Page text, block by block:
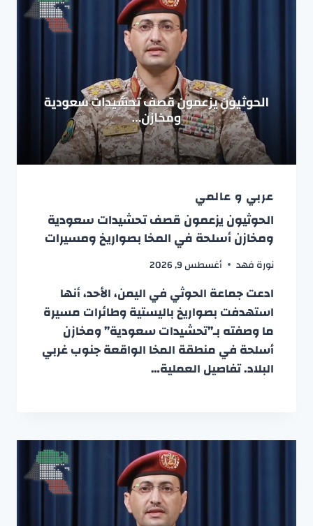
عربي و عالمي
الحوثيون يزعمون قصف تحشيدات سعودية
ومخازن أسلحة في المخا بصواريخ ومسيرات
نورة فهد أغسطس 9, 2026
ادعت جماعة الحوثي في اليمن، الأحد، أنها
استهدفت بصواريخ باليستية وطائرات مسيرة
ما وصفته بـ”تحشيدات سعودية” ومخازن
أسلحة في منطقة المخا الواقعة جنوب غربي
البلاد. تفاصيل العملية…